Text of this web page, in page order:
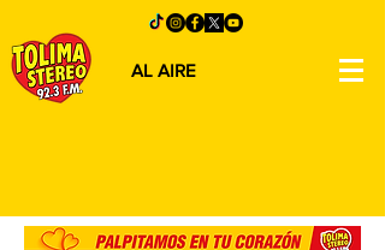
AL AIRE